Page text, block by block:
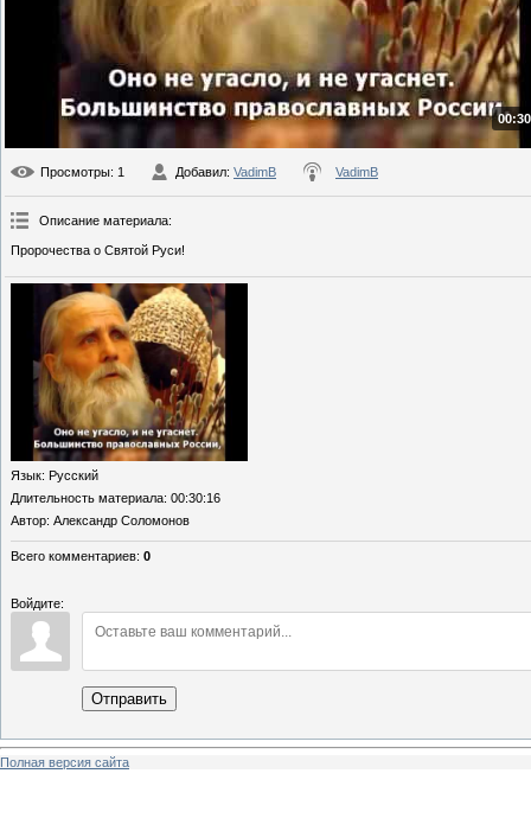
Просмотры: 1 Добавил: VadimB VadimB
Описание материала:
Пророчества о Святой Руси!
Язык: Русский
Длительность материала: 00:30:16
Автор: Александр Соломонов
Всего комментариев: 0
Войдите:
Отправить
Полная версия сайта